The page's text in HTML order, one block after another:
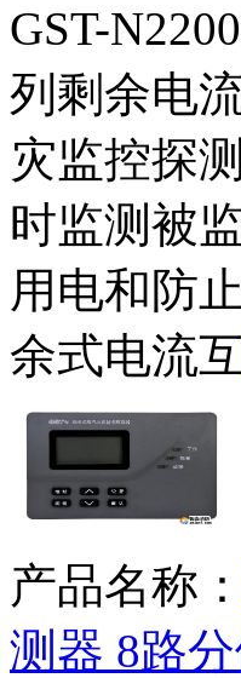
GST-
列剩余电
灾监控探
时监测被
用电和防
余式电流互
产品名称：
测器 8路